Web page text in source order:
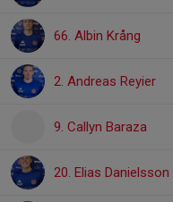
66. Albin Krång
2. Andreas Reyier
9. Callyn Baraza
20. Elias Danielsson